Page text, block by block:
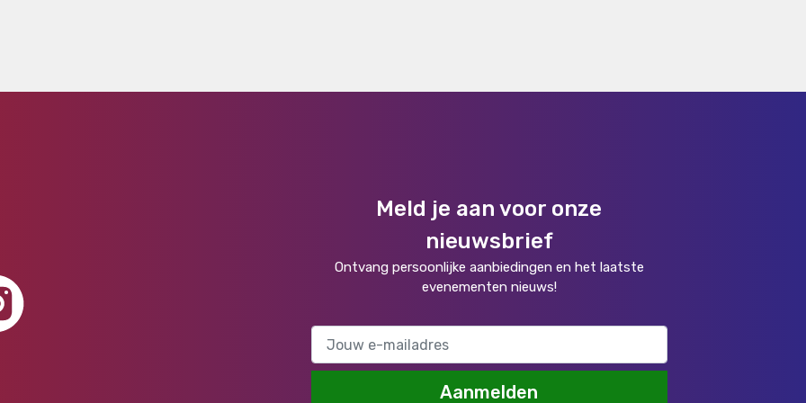
Meld je aan voor onze
nieuwsbrief
Ontvang persoonlijke aanbiedingen en het laatste
evenementen nieuws!
Aanmelden